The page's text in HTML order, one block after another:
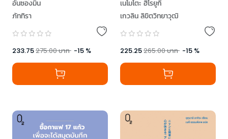
อันซองมิน
ภัททิรา
233.75275.00บาท -15 %
เนโมโตะ ฮิโรยูกิ
เกวลิน ลิขิตวิทยาวุฒิ
225.25265.00บาท -15 %